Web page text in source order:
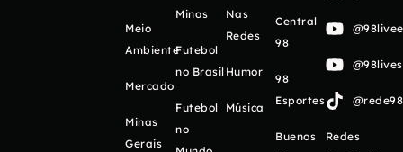
Meio
Ambiente
Mercado
Minas
Gerais
Minas
Futebol
no Brasil
Futebol
no
Nas
Redes
Humor
Música
Central
98
98
Esportes
Buenos
Redes